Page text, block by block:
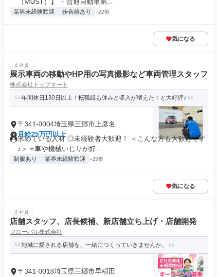
業界未経験歓迎 歩合給あり +22個
気になる
正社員
展示車両の移動やHP用の写真撮影など車両管理スタッフ
株式会社トップオート
年間休日130日以上！転職組も休みと収入が増えた！と大好評♪
〒341-0004埼玉県三郷市上彦名
月給25万円以上
求めている人材 ◎未経験者大歓迎！ ＜こんな方も大歓迎です
♪＞ ⭐車や機械いじりが好...
制服あり 業界未経験歓迎 +29個
気になる
正社員
店舗スタッフ、店長候補、新店舗立ち上げ・店舗開発
フローバル株式会社
地域に愛される店舗を、一緒につくっていきませんか。
〒341-0018埼玉県三郷市早稲田